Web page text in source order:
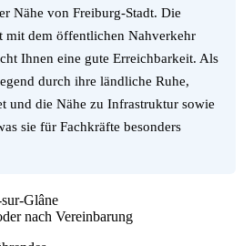
Nähe von Freiburg-Stadt. Die
mit dem öffentlichen Nahverkehr
Ihnen eine gute Erreichbarkeit. Als
durch ihre ländliche Ruhe,
und die Nähe zu Infrastruktur sowie
sie für Fachkräfte besonders
Glâne
nach Vereinbarung